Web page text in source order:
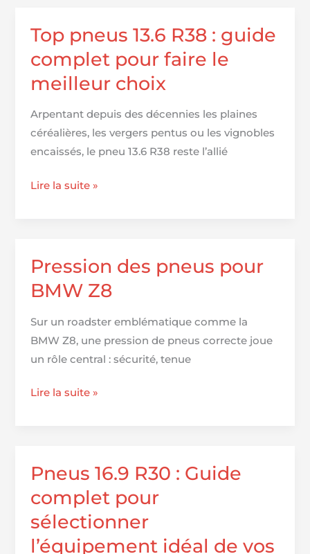
Cadillac
Top pneus 13.6 R38 : guide
complet pour faire le
meilleur choix
Arpentant depuis des décennies les plaines
céréalières, les vergers pentus ou les vignobles
encaissés, le pneu 13.6 R38 reste l’allié
Top
:
complet
pour
faire
choix
Lire la suite »
Pression des pneus pour
BMW Z8
Sur un roadster emblématique comme la
BMW Z8, une pression de pneus correcte joue
un rôle central : sécurité, tenue
Pression
BMW
Lire la suite »
Pneus 16.9 R30 : Guide
complet pour
sélectionner
l’équipement idéal de vos